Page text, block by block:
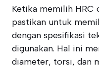
Ketika memilih HRC
pastikan untuk
dengan spesifikasi
digunakan. Hal ini
diameter, torsi, dan